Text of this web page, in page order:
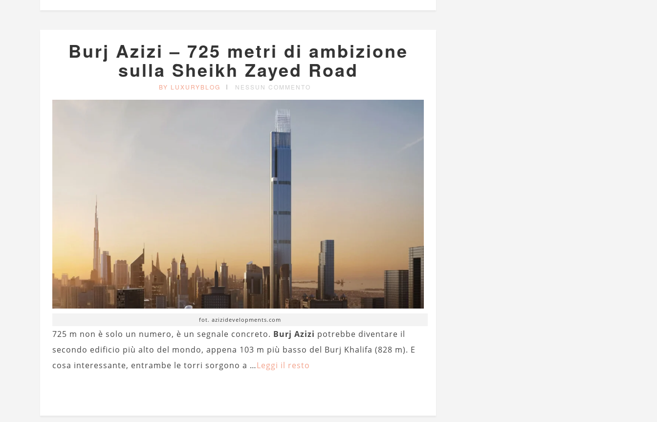
Burj Azizi – 725 metri di ambizione
sulla Sheikh Zayed Road
BY LUXURYBLOG NESSUN COMMENTO
fot. azizidevelopments.com
725 m non è solo un numero, è un segnale concreto. Burj Azizi potrebbe diventare il
secondo edificio più alto del mondo, appena 103 m più basso del Burj Khalifa (828 m). E
cosa interessante, entrambe le torri sorgono a …Leggi il resto